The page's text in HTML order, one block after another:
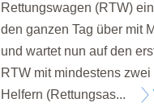
Rettungswagen (RTW)
den ganzen Tag über mit
und wartet nun auf den
RTW mit mindestens
Helfern (Rettungsas...